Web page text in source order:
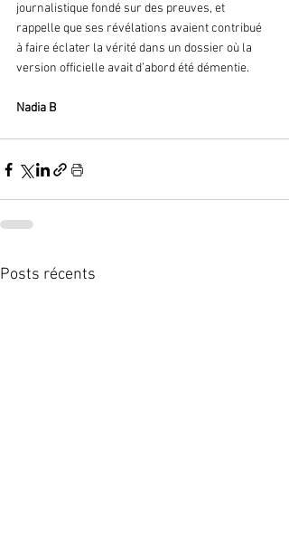
journalistique fondé sur des preuves, et
rappelle que ses révélations avaient contribué
à faire éclater la vérité dans un dossier où la
version officielle avait d’abord été démentie.
Nadia B
Posts récents